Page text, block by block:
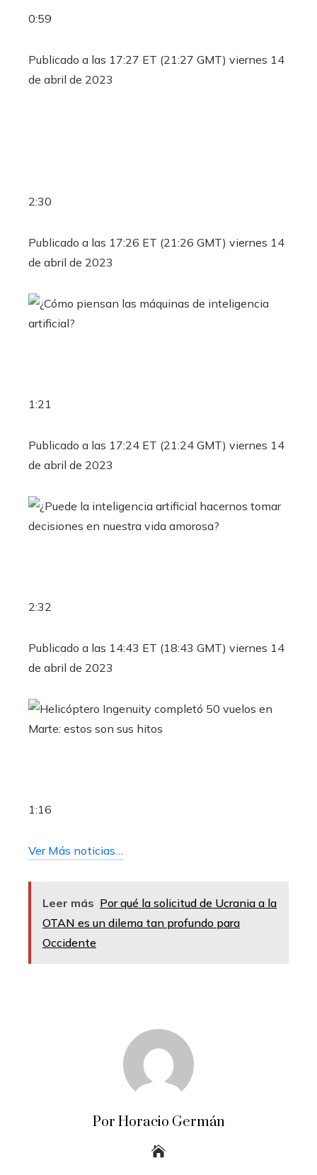
0:59
Publicado a las 17:27 ET (21:27 GMT) viernes 14
de abril de 2023
2:30
Publicado a las 17:26 ET (21:26 GMT) viernes 14
de abril de 2023
1:21
Publicado a las 17:24 ET (21:24 GMT) viernes 14
de abril de 2023
2:32
Publicado a las 14:43 ET (18:43 GMT) viernes 14
de abril de 2023
1:16
Ver Más noticias…
Leer más Por qué la solicitud de Ucrania a la
OTAN es un dilema tan profundo para
Occidente
Por Horacio Germán